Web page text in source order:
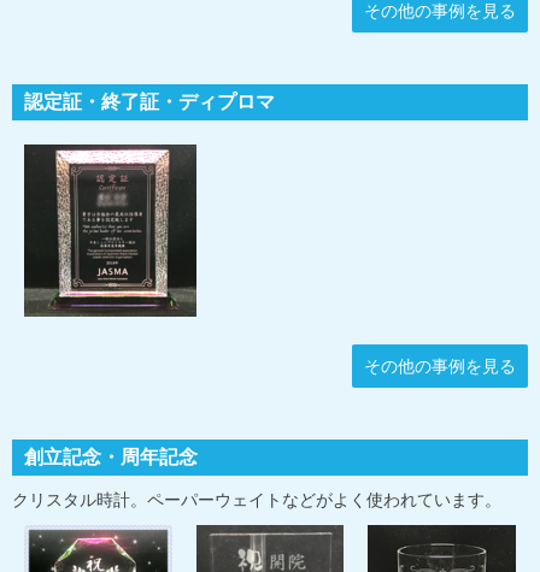
その他の事例を見る
認定証・終了証・ディプロマ
その他の事例を見る
創立記念・周年記念
クリスタル時計。ペーパーウェイトなどがよく使われています。